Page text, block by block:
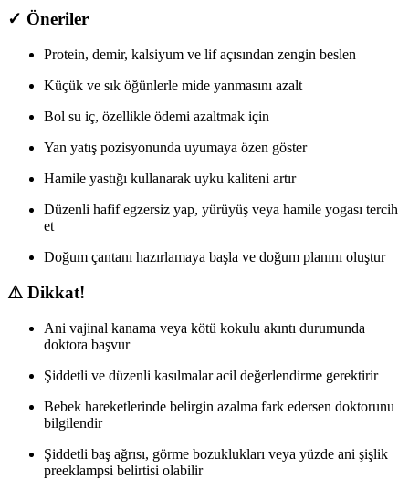
✓ Öneriler
Protein, demir, kalsiyum ve lif açısından zengin beslen
Küçük ve sık öğünlerle mide yanmasını azalt
Bol su iç, özellikle ödemi azaltmak için
Yan yatış pozisyonunda uyumaya özen göster
Hamile yastığı kullanarak uyku kaliteni artır
Düzenli hafif egzersiz yap, yürüyüş veya hamile yogası tercih
et
Doğum çantanı hazırlamaya başla ve doğum planını oluştur
⚠ Dikkat!
Ani vajinal kanama veya kötü kokulu akıntı durumunda
doktora başvur
Şiddetli ve düzenli kasılmalar acil değerlendirme gerektirir
Bebek hareketlerinde belirgin azalma fark edersen doktorunu
bilgilendir
Şiddetli baş ağrısı, görme bozuklukları veya yüzde ani şişlik
preeklampsi belirtisi olabilir